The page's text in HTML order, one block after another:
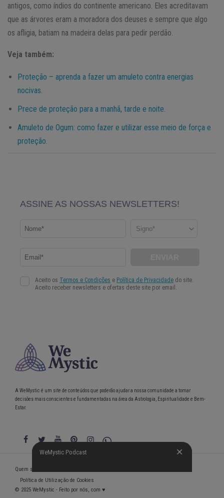
antigos, como índios do continente americano. Eles acreditavam
que as árvores eram a moradora dos deuses e sempre que algo
os afligia, batiam na madeira delas para pedir perdão.
Veja também:
Proteção – aprenda a fazer um amuleto contra energias
nocivas.
Prece de proteção para a manhã, tarde e noite.
Amuleto de Ogum: como fazer e utilizar esse meio de força e
proteção.
WeMystic Podcast
A WeMystic é um site de conteúdos que poderão ajudar a nossa comunidade a tomar
decisões mais conscientes e fundamentadas na área da Astrologia, Espiritualidade e Bem-
Estar.
WeMystic Podcast
Quem somos
Política de Utilização de Cookies
© 2025 WeMystic - Feito por nós, com ♥